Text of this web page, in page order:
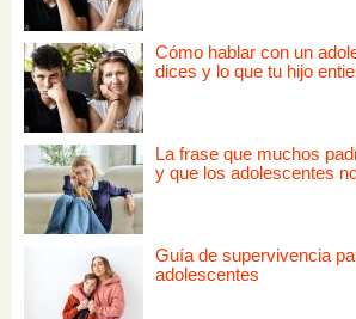
Cómo hablar con un
dices y lo que tu hijo
La frase que muchos
y que los adolescentes
Guía de supervivencia
adolescentes